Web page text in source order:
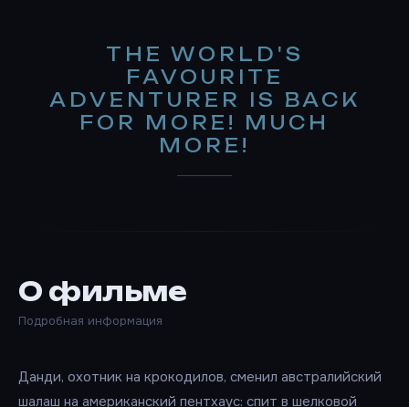
THE WORLD'S
FAVOURITE
ADVENTURER IS BACK
FOR MORE! MUCH
MORE!
О фильме
Подробная информация
Данди, охотник на крокодилов, сменил австралийский
шалаш на американский пентхаус: спит в шелковой